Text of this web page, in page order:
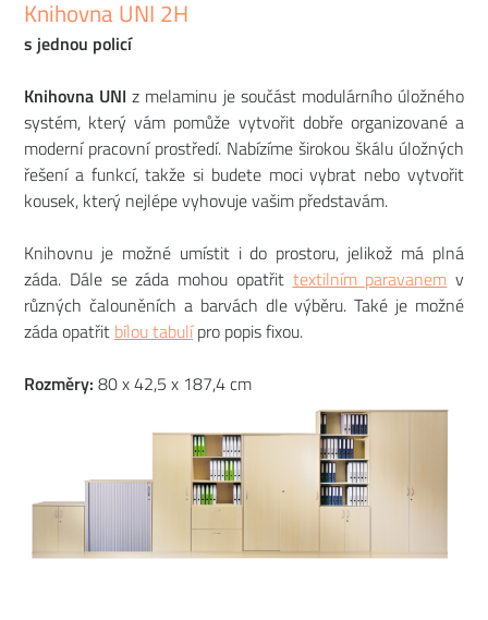
Knihovna UNI 2H
s jednou policí
Knihovna UNI z melaminu je součást modulárního úložného
systém, který vám pomůže vytvořit dobře organizované a
moderní pracovní prostředí. Nabízíme širokou škálu úložných
řešení a funkcí, takže si budete moci vybrat nebo vytvořit
kousek, který nejlépe vyhovuje vašim představám.
Knihovnu je možné umístit i do prostoru, jelikož má plná
záda. Dále se záda mohou opatřit textilním paravanem v
různých čalouněních a barvách dle výběru. Také je možné
záda opatřit bílou tabulípro popis fixou.
Rozměry: 80 x 42,5 x 187,4 cm